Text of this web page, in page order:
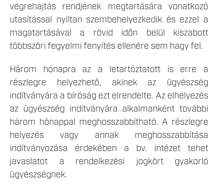
végrehajtás rendjének megtartására vonatkozó
utasítással nyíltan szembehelyezkedik és ezzel a
magatartásával a rövid időn belül kiszabott
többszöri fegyelmi fenyítés ellenére sem hagy fel.
Három hónapra az a letartóztatott is erre a
részlegre helyezhető, akinek az ügyészség
indítványára a bíróság ezt elrendelte. Az elhelyezés
az ügyészség indítványára alkalmanként további
három hónappal meghosszabbítható. A részlegre
helyezés vagy annak meghosszabbítása
indítványozása érdekében a bv. intézet tehet
javaslatot a rendelkezési jogkört gyakorló
ügyészségnek.